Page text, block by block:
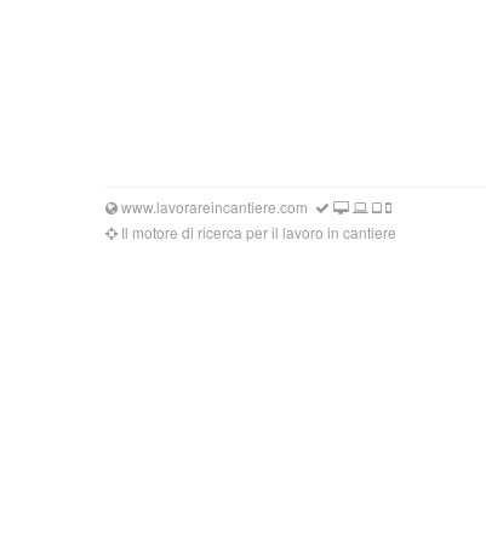
www.lavorareincantiere.com
Il motore di ricerca per il lavoro in cantiere